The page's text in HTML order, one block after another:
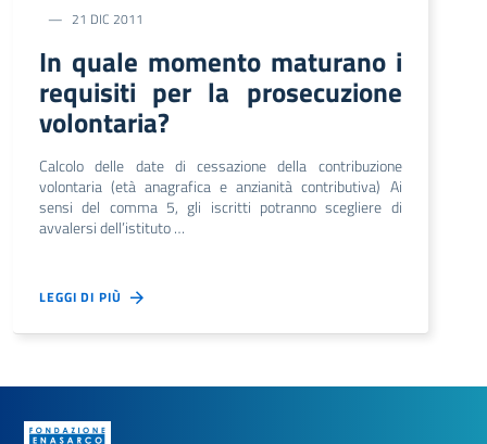
21 DIC 2011
In quale momento maturano i
requisiti per la prosecuzione
volontaria?
Calcolo delle date di cessazione della contribuzione
volontaria (età anagrafica e anzianità contributiva) Ai
sensi del comma 5, gli iscritti potranno scegliere di
avvalersi dell’istituto …
LEGGI DI PIÙ